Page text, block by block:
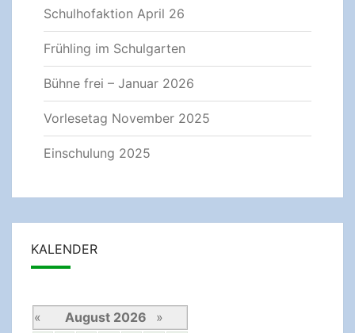
Schulhofaktion April 26
Frühling im Schulgarten
Bühne frei – Januar 2026
Vorlesetag November 2025
Einschulung 2025
KALENDER
« August 2026 »